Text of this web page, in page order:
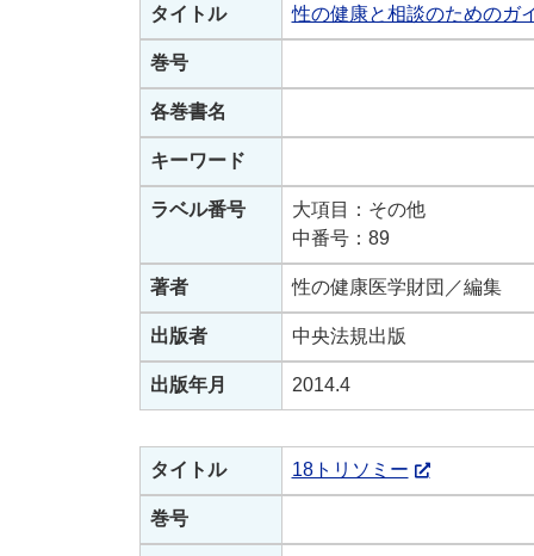
タイトル 性の健康と相談のためのガ
巻号
各巻書名
キーワード
ラベル番号
大項目：その他
中番号：89
著者 性の健康医学財団／編集
出版者 中央法規出版
出版年月 2014.4
タイトル 18トリソミー
巻号